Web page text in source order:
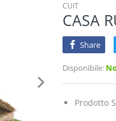
CUIT
CASA
Share
Disponibile:
Prodotto